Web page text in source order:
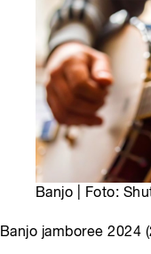
Banjo | Foto:
Banjo jamboree 2024